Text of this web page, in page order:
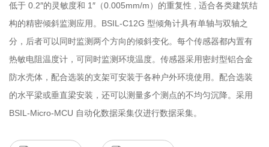
低于 0.2″的灵敏度和 1″（0.005mm/m）的重复性 , 适合各类建筑结
构的精密倾斜监测应用。BSIL-C12G 型倾角计具有单轴与双轴之
分，后者可以同时监测两个方向的倾斜变化。每个传感器都内置有
热敏电阻温度计，可同时监测环境温度。传感器采用密封型铝合金
防水壳体，配合选装的支架可安装于各种户外环境使用。配合选装
的水平梁或垂直梁安装，还可以测量多个测点的不均匀沉降。采用
BSIL-Micro-MCU 自动化数据采集仪进行数据采集。